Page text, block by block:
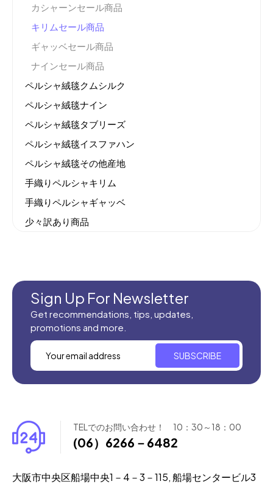
カシャーンセール商品
キリムセール商品
ギャッベセール商品
ナインセール商品
ペルシャ絨毯クムシルク
ペルシャ絨毯ナイン
ペルシャ絨毯タブリーズ
ペルシャ絨毯イスファハン
ペルシャ絨毯その他産地
手織りペルシャキリム
手織りペルシャギャッベ
少々訳あり商品
新商品入荷
Sign Up For Newsletter
Get recommendations, tips, updates,
promotions and more.
SUBSCRIBE
TELでのお問い合わせ！ 10：30～18：00
(06）6266－6482
大阪市中央区船場中央1－4－3－115, 船場センタービル3